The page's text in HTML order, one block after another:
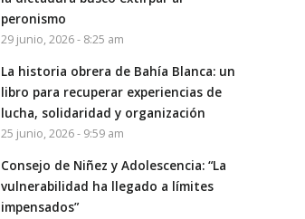
peronismo
29 junio, 2026 - 8:25 am
La historia obrera de Bahía Blanca: un
libro para recuperar experiencias de
lucha, solidaridad y organización
25 junio, 2026 - 9:59 am
Consejo de Niñez y Adolescencia: “La
vulnerabilidad ha llegado a límites
impensados”